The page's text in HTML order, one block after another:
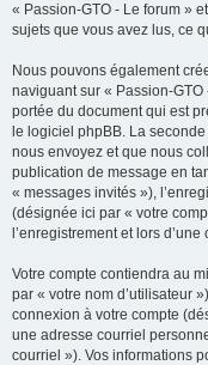
« Passion-GTO - Le forum »
sujets que vous avez lus, ce
Nous pouvons également
naviguant sur « Passion-
portée du document qui est
le logiciel phpBB. La
nous envoyez et que nous
publication de message en
« messages invités »),
(désignée ici par « votre
l’enregistrement et lors
Votre compte contiendra au
par « votre nom d’utilisateur
connexion à votre compte
une adresse courriel
courriel »). Vos informations